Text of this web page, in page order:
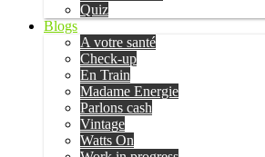
Quiz
Blogs
A votre santé
Check-up
En Train
Madame Energie
Parlons cash
Vintage
Watts On